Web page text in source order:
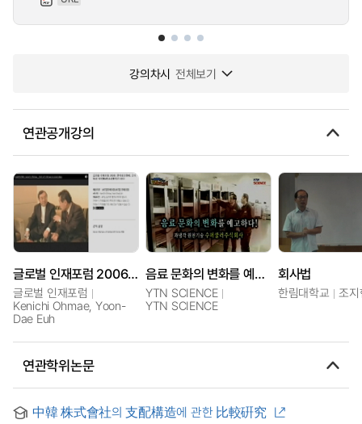
강의차시 전체보기
연관공개강의
글로벌 인재포럼 2006: 겐이치오마에, 주식회사 오마에&어소시에이츠 CEO
글로벌 인재포럼
Kenichi Ohmae, Yoon-
Dae Euh
음료 문화의 변화를 예고하다! - 과냉각 원천기술 수퍼쿨러 주식회사
YTN SCIENCE
YTN SCIENCE
회사법
한림대학교 조
연관학위논문
中韓 株式會社의 支配構造에 관한 比較硏究